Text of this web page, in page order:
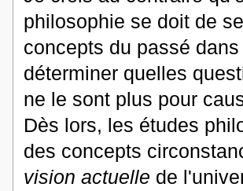
philosophie se doit de
concepts du passé
déterminer quelles
ne le sont plus pour
Dès lors, les études
des concepts
vision actuelle de